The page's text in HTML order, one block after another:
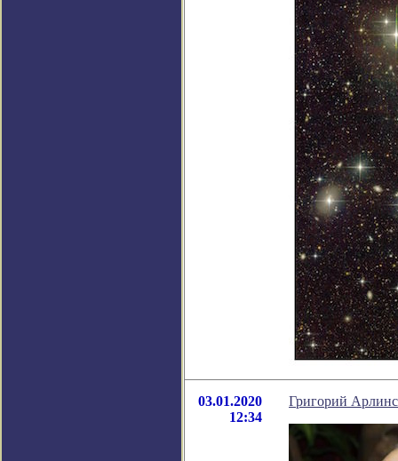
03.01.2020
12:34
Григорий